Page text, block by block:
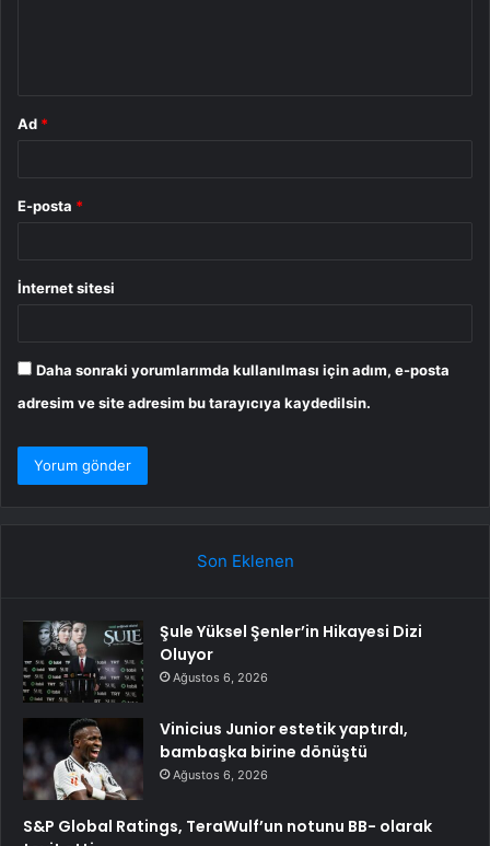
Ad *
E-posta *
İnternet sitesi
Daha sonraki yorumlarımda kullanılması için adım, e-posta
adresim ve site adresim bu tarayıcıya kaydedilsin.
Son Eklenen
Şule Yüksel Şenler’in Hikayesi Dizi
Oluyor
Ağustos 6, 2026
Vinicius Junior estetik yaptırdı,
bambaşka birine dönüştü
Ağustos 6, 2026
S&P Global Ratings, TeraWulf’un notunu BB- olarak